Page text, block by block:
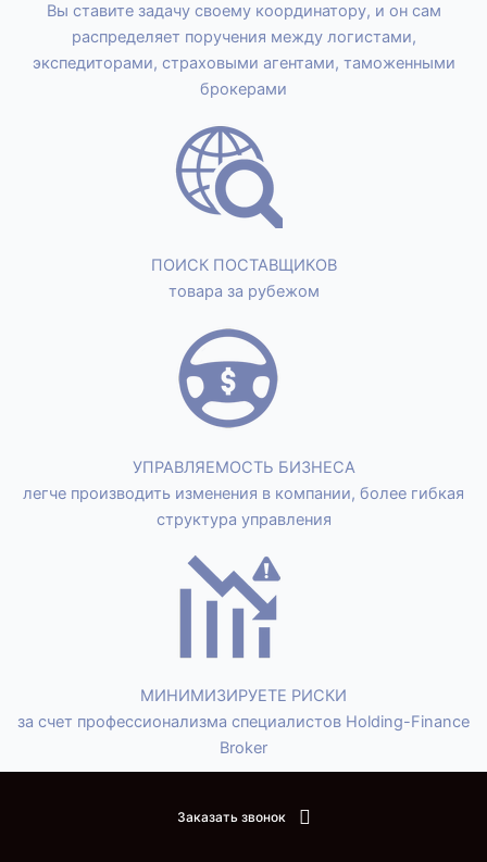
Вы ставите задачу своему координатору, и он сам
распределяет поручения между логистами,
экспедиторами, страховыми агентами, таможенными
брокерами
ПОИСК ПОСТАВЩИКОВ
товара за рубежом
УПРАВЛЯЕМОСТЬ БИЗНЕСА
легче производить изменения в компании, более гибкая
структура управления
МИНИМИЗИРУЕТЕ РИСКИ
за счет профессионализма специалистов Holding-Finance
Broker
Заказать звонок